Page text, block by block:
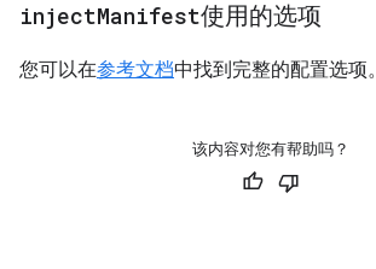
injectManifest使用的选项
您可以在参考文档中找到完整的配置选项。
该内容对您有帮助吗？